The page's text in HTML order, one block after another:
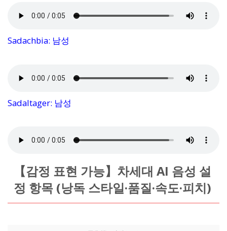
Sadachbia: 남성
Sadaltager: 남성
【감정 표현 가능】차세대 AI 음성 설
정 항목 (낭독 스타일·품질·속도·피치)